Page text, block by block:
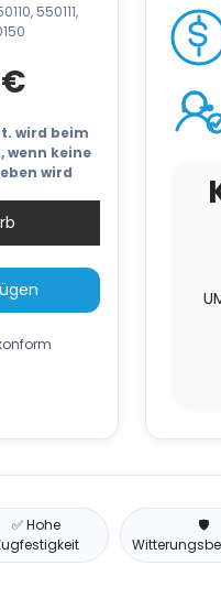
550111,
€
66 €
wird beim
wenn keine
wird
✅ Hohe
🛡️